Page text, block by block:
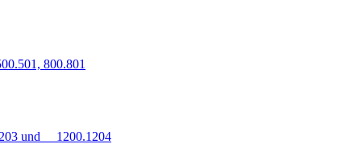
800.801
und 1200.1204